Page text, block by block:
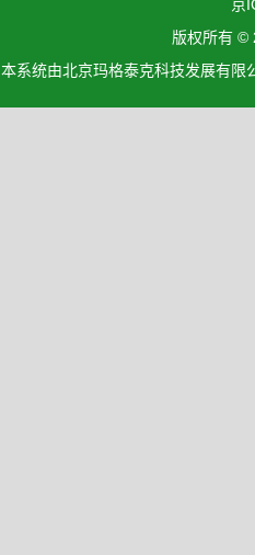
京
版权所有 ©
本系统由北京玛格泰克科技发展有